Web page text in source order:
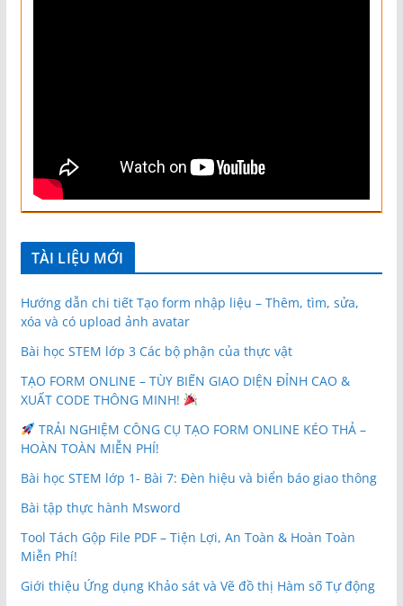
TÀI LIỆU MỚI
Hướng dẫn chi tiết Tạo form nhập liệu – Thêm, tìm, sửa,
xóa và có upload ảnh avatar
Bài học STEM lớp 3 Các bộ phận của thực vật
TẠO FORM ONLINE – TÙY BIẾN GIAO DIỆN ĐỈNH CAO &
XUẤT CODE THÔNG MINH!
TRẢI NGHIỆM CÔNG CỤ TẠO FORM ONLINE KÉO THẢ –
HOÀN TOÀN MIỄN PHÍ!
Bài học STEM lớp 1- Bài 7: Đèn hiệu và biển báo giao thông
Bài tập thực hành Msword
Tool Tách Gộp File PDF – Tiện Lợi, An Toàn & Hoàn Toàn
Miễn Phí!
Giới thiệu Ứng dụng Khảo sát và Vẽ đồ thị Hàm số Tự động